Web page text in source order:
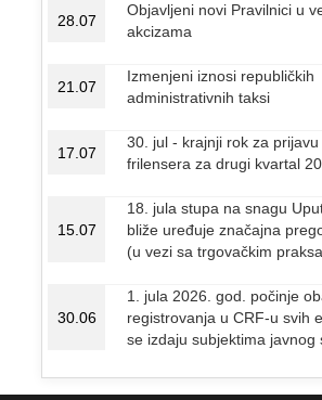
28.07
Objavljeni novi Pravilnici u
akcizama
21.07
Izmenjeni iznosi republičkih
administrativnih taksi
17.07
30. jul - krajnji rok za
frilensera za drugi kvartal
15.07
18. jula stupa na snagu
bliže uređuje značajna
(u vezi sa trgovačkim
30.06
1. jula 2026. god. počinje
registrovanja u CRF-u svih
se izdaju subjektima javnog